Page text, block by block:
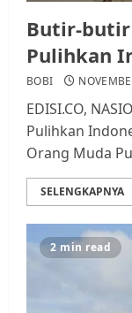
Butir-butir
Pulihkan
BOBI
EDISI.CO,
Pulihkan
Orang Muda
SELENGKAPNYA
2 min read